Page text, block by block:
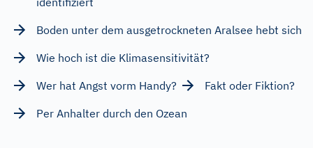
Boden unter dem ausgetrockneten Aralsee hebt sich
Wie hoch ist die Klimasensitivität?
Wer hat Angst vorm Handy?
Fakt oder Fiktion?
Per Anhalter durch den Ozean